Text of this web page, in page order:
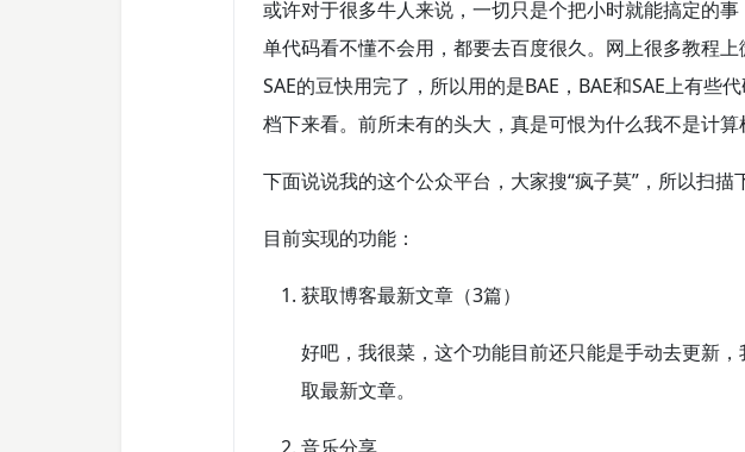
或许对于很多牛人来说，一切只是个把小时就能搞定的
单代码看不懂不会用，都要去百度很久。网上很多教程
SAE的豆快用完了，所以用的是BAE，BAE和SAE上有些
档下来看。前所未有的头大，真是可恨为什么我不是计
下面说说我的这个公众平台，大家搜“疯子莫”，所以扫描
目前实现的功能：
获取博客最新文章（3篇）
好吧，我很菜，这个功能目前还只能是手动去更新
取最新文章。